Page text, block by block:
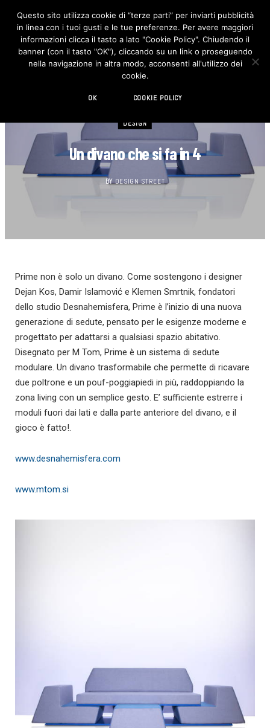
F
c
e
b
o
I
n
s
t
DESIGN
Un divano che si fa in 4
BY DESIGN STREET
Prime non è solo un divano. Come sostengono i designer
Dejan Kos, Damir Islamović e Klemen Smrtnik, fondatori
dello studio Desnahemisfera, Prime è l’inizio di una nuova
generazione di sedute, pensato per le esigenze moderne e
progettato per adattarsi a qualsiasi spazio abitativo.
Disegnato per M Tom, Prime è un sistema di sedute
modulare. Un divano trasformabile che permette di ricavare
due poltrone e un pouf-poggiapiedi in più, raddoppiando la
zona living con un semplice gesto. E’ sufficiente estrerre i
moduli fuori dai lati e dalla parte anteriore del divano, e il
gioco è fatto!.
www.desnahemisfera.com
www.mtom.si
Questo sito utilizza cookie di “terze parti” per inviarti pubblicità
in linea con i tuoi gusti e le tue preferenze. Per avere maggiori
informazioni clicca il tasto a lato "Cookie Policy". Chiudendo il
banner (con il tasto "OK"), cliccando su un link o proseguendo
nella navigazione in altra modo, acconsenti all'utilizzo dei
cookie.
OK COOKIE POLICY